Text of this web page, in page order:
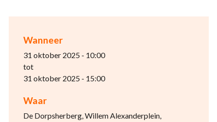
Wanneer
31 oktober 2025 - 10:00
tot
31 oktober 2025 - 15:00
Waar
De Dorpsherberg, Willem Alexanderplein,